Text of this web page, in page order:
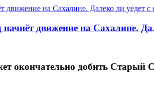
движение на Сахалине.
окончательно добить Старый